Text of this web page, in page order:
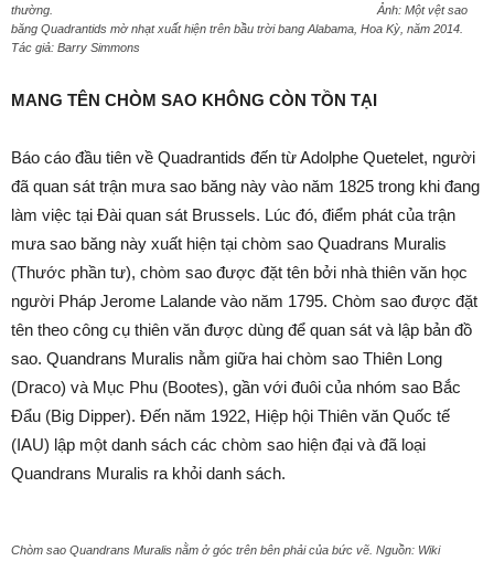
thường. Ảnh: Một vệt sao
băng Quadrantids mờ nhạt xuất hiện trên bầu trời bang Alabama, Hoa Kỳ, năm 2014.
Tác giả: Barry Simmons
MANG TÊN CHÒM SAO KHÔNG CÒN TỒN TẠI
Báo cáo đầu tiên về Quadrantids đến từ Adolphe Quetelet, người
đã quan sát trận mưa sao băng này vào năm 1825 trong khi đang
làm việc tại Đài quan sát Brussels. Lúc đó, điểm phát của trận
mưa sao băng này xuất hiện tại chòm sao Quadrans Muralis
(Thước phần tư), chòm sao được đặt tên bởi nhà thiên văn học
người Pháp Jerome Lalande vào năm 1795. Chòm sao được đặt
tên theo công cụ thiên văn được dùng để quan sát và lập bản đồ
sao. Quandrans Muralis nằm giữa hai chòm sao Thiên Long
(Draco) và Mục Phu (Bootes), gần với đuôi của nhóm sao Bắc
Đẩu (Big Dipper). Đến năm 1922, Hiệp hội Thiên văn Quốc tế
(IAU) lập một danh sách các chòm sao hiện đại và đã loại
Quandrans Muralis ra khỏi danh sách.
Chòm sao Quandrans Muralis nằm ở góc trên bên phải của bức vẽ. Nguồn: Wiki